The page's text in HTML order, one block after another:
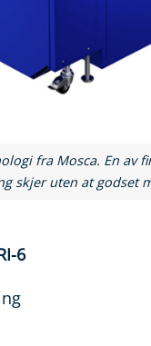
fra Mosca. En av
skjer uten at godset
6